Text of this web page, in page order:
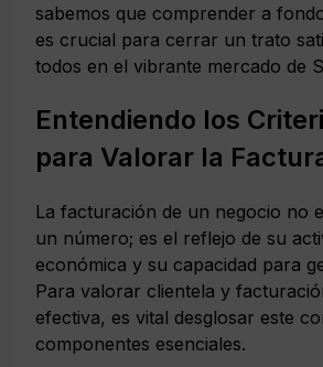
sabemos que comprender a
es crucial para cerrar un trato
todos en el vibrante mercado de
Entendiendo los
para Valorar la
La facturación de un negocio no
un número; es el reflejo de su
económica y su capacidad para
Para valorar clientela y
efectiva, es vital desglosar este
componentes esenciales.